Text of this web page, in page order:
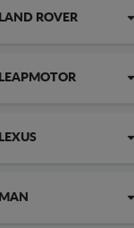
LAND ROVER
LEAPMOTOR
LEXUS
MAN